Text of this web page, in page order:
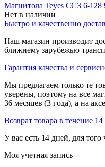
Магнитола Teyes CC3 6-128
Нет в наличии
Быстро и качественно
Наш магазин производит
ближнему зарубежью
Гарантия качества и
Мы предлагаем только те
уверены, поэтому на все
36 месяцев (3 года), а на
Возврат товара в течение
У вас есть 14 дней, для
Моя учетная запись